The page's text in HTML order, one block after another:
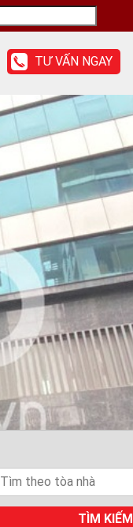
TƯ VẤN NGAY
TÌM KIẾM